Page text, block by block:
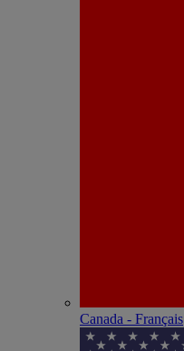
Canada - Français